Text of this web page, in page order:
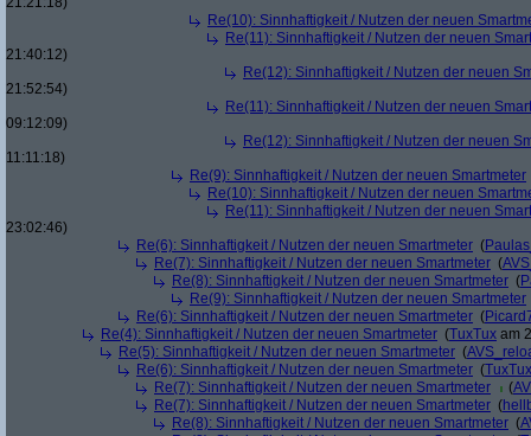
Re(10): Sinnhaftigkeit / Nutzen der neuen
Re(11): Sinnhaftigkeit / Nutzen der neuen
21:40:12)
Re(12): Sinnhaftigkeit / Nutzen der neuen
21:52:54)
Re(11): Sinnhaftigkeit / Nutzen der neuen
09:12:09)
Re(12): Sinnhaftigkeit / Nutzen der neuen
11:11:18)
Re(9): Sinnhaftigkeit / Nutzen der neuen Smartmeter
Re(10): Sinnhaftigkeit / Nutzen der neuen
Re(11): Sinnhaftigkeit / Nutzen der neuen
23:02:46)
Re(6): Sinnhaftigkeit / Nutzen der neuen Smartmeter (
Re(7): Sinnhaftigkeit / Nutzen der neuen Smartmeter (
Re(8): Sinnhaftigkeit / Nutzen der neuen Smartmeter (
Re(9): Sinnhaftigkeit / Nutzen der neuen Smartmeter
Re(6): Sinnhaftigkeit / Nutzen der neuen Smartmeter (
Re(4): Sinnhaftigkeit / Nutzen der neuen Smartmeter (TuxTux am
Re(5): Sinnhaftigkeit / Nutzen der neuen Smartmeter (
Re(6): Sinnhaftigkeit / Nutzen der neuen Smartmeter (TuxTux
Re(7): Sinnhaftigkeit / Nutzen der neuen Smartmeter
(
Re(7): Sinnhaftigkeit / Nutzen der neuen Smartmeter (
Re(8): Sinnhaftigkeit / Nutzen der neuen Smartmeter (